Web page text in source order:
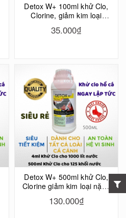
Detox W+ 100ml khử Clo,
Clorine, giảm kim loại
cảnh tiết kiệm, hiệu quả
35.000₫
Detox W+ 500ml khử Clo,
Clorine giảm kim loại nặng
ngay lập tức
130.000₫